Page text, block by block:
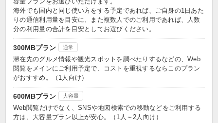
海外でも国内と同じ使い方をする予定であれば、ご自身の1日あた
りの通信利用量を目安に、また複数人でのご利用であれば、人数
分の利用量の合計を目安としてお選びください。
300MBプラン 通常
滞在先のグルメ情報や観光スポットを調べたりするなどの、Web
閲覧をメインにご利用予定で、コストを重視するならこのプラン
がおすすめ。（1人向け）
600MBプラン 大容量
Web閲覧だけでなく、SNSや地図検索での移動などをご利用する
方は、大容量プラン以上が安心。（1人～2人向け）